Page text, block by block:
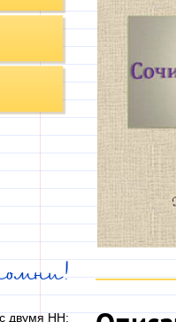
двумя НН: